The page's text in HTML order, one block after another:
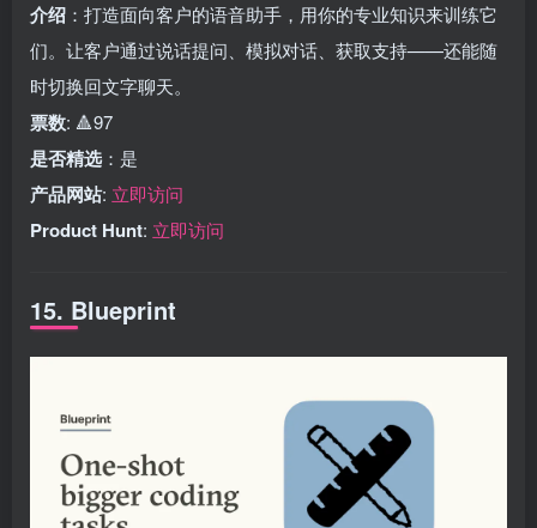
介绍 ：打造面向客户的语音助手，用你的专业知识来训练它
们。让客户通过说话提问、模拟对话、获取支持——还能随
时切换回文字聊天。
票数: 🔺97
是否精选 ：是
产品网站: 立即访问
Product Hunt: 立即访问
15. Blueprint